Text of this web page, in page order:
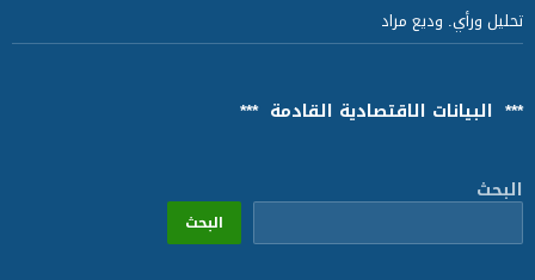
تحليل ورأي. وديع مراد
*** البيانات الاقتصادية القادمة ***
البحث
البحث